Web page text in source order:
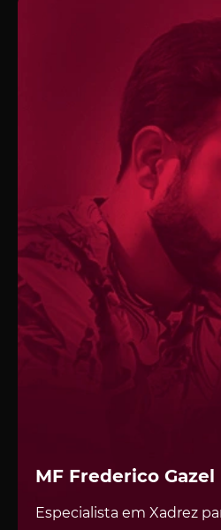
EXCLUSIVA
MF Frederico Gazel
Especialista em Xadrez